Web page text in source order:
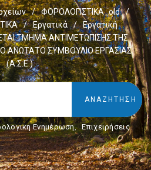
/ ΦΟΡΟΛΟΓΙΣΤΙΚΑ_old
/
/ Εργατικά /
Εργατική
ΤΜΗΜΑ ΑΝΤΙΜΕΤΩΠΙΣΗΣ ΤΗΣ
ΑΝΩΤΑΤΟ ΣΥΜΒΟΥΛΙΟ ΕΡΓΑΣΙΑΣ
(Α.Σ.Ε.)
Ενημέρωση, Επιχειρήσεις